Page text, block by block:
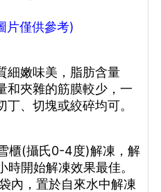
片僅供參考)
細嫩味美，脂肪含量
和夾雜的筋膜較少，一
、切塊或絞碎均可。
櫃(攝氏0-4度)解凍，解
開始解凍效果最佳。
內，置於自來水中解凍